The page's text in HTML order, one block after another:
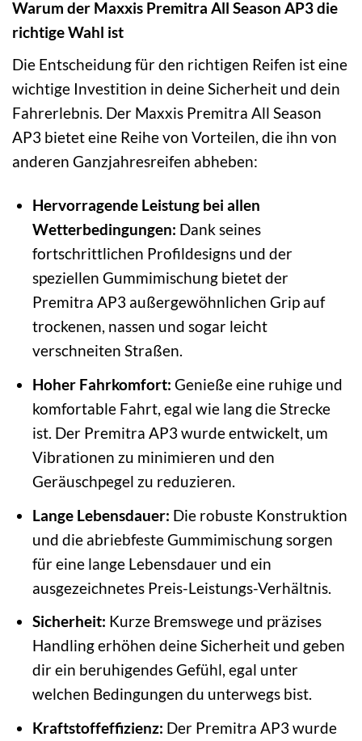
Warum der Maxxis Premitra All Season AP3 die
richtige Wahl ist
Die Entscheidung für den richtigen Reifen ist eine
wichtige Investition in deine Sicherheit und dein
Fahrerlebnis. Der Maxxis Premitra All Season
AP3 bietet eine Reihe von Vorteilen, die ihn von
anderen Ganzjahresreifen abheben:
Hervorragende Leistung bei allen
Wetterbedingungen: Dank seines
fortschrittlichen Profildesigns und der
speziellen Gummimischung bietet der
Premitra AP3 außergewöhnlichen Grip auf
trockenen, nassen und sogar leicht
verschneiten Straßen.
Hoher Fahrkomfort: Genieße eine ruhige und
komfortable Fahrt, egal wie lang die Strecke
ist. Der Premitra AP3 wurde entwickelt, um
Vibrationen zu minimieren und den
Geräuschpegel zu reduzieren.
Lange Lebensdauer: Die robuste Konstruktion
und die abriebfeste Gummimischung sorgen
für eine lange Lebensdauer und ein
ausgezeichnetes Preis-Leistungs-Verhältnis.
Sicherheit: Kurze Bremswege und präzises
Handling erhöhen deine Sicherheit und geben
dir ein beruhigendes Gefühl, egal unter
welchen Bedingungen du unterwegs bist.
Kraftstoffeffizienz: Der Premitra AP3 wurde